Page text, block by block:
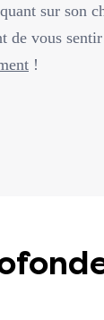
sur son
de vous
!